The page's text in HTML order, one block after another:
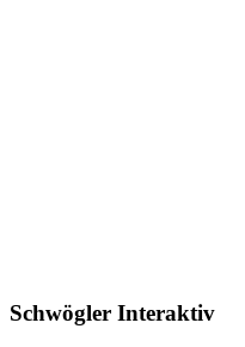
Schwögler Interaktiv